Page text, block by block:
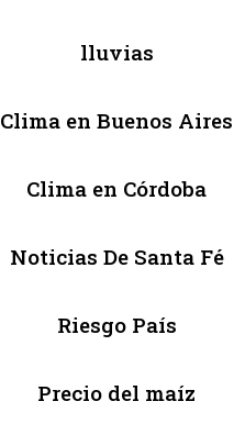
lluvias
Clima en Buenos Aires
Clima en Córdoba
Noticias De Santa Fé
Riesgo País
Precio del maíz